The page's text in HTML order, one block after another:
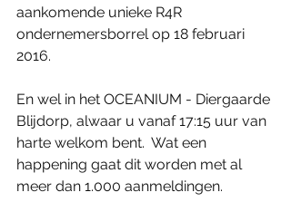
aankomende unieke R4R
ondernemersborrel op 18 februari
2016.
En wel in het OCEANIUM - Diergaarde
Blijdorp, alwaar u vanaf 17:15 uur van
harte welkom bent.  Wat een
happening gaat dit worden met al
meer dan 1.000 aanmeldingen.